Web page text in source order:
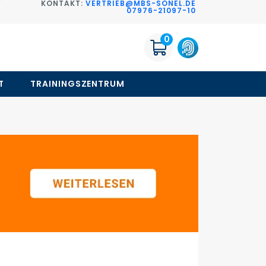
KONTAKT: VERTRIEB@MBS-SONEL.DE
07976-21097-10
0
TRAININGSZENTRUM